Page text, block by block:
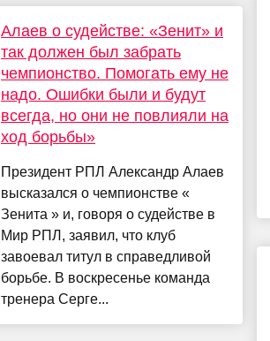
Алаев о судействе: «Зенит» и
так должен был забрать
чемпионство. Помогать ему не
надо. Ошибки были и будут
всегда, но они не повлияли на
ход борьбы»
Президент РПЛ Александр Алаев
высказался о чемпионстве «
Зенита » и, говоря о судействе в
Мир РПЛ, заявил, что клуб
завоевал титул в справедливой
борьбе. В воскресенье команда
тренера Серге...